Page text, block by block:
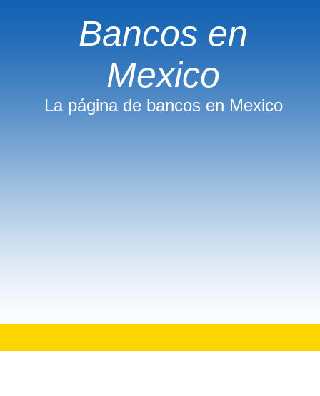
Bancos en
Mexico
La página de bancos en Mexico